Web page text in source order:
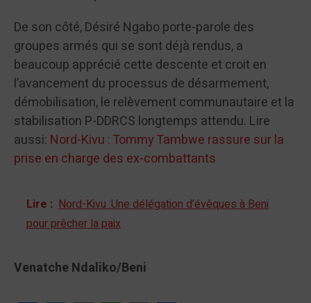
De son côté, Désiré Ngabo porte-parole des
groupes armés qui se sont déjà rendus, a
beaucoup apprécié cette descente et croit en
l’avancement du processus de désarmement,
démobilisation, le relèvement communautaire et la
stabilisation P-DDRCS longtemps attendu. Lire
aussi: Nord-Kivu : Tommy Tambwe rassure sur la
prise en charge des ex-combattants
Lire : Nord-Kivu :Une délégation d’évêques à Beni
pour prêcher la paix
Venatche Ndaliko/Beni